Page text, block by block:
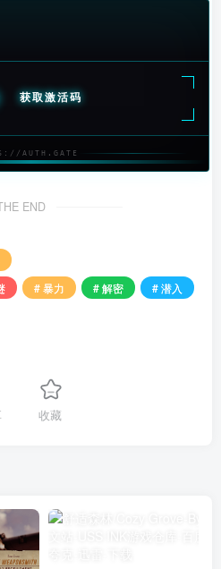
获取激活码
AUTH.GATE
END
# 暴力 # 解密
# 潜入
收藏